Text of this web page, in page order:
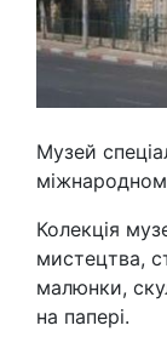
Музей
Колекція
мистецтва,
малюнки,
на папері.